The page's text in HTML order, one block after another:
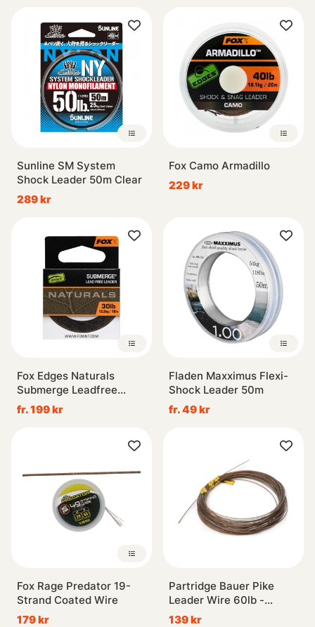
Sunline SM System
Shock Leader 50m Clear
289 kr
Fox Camo Armadillo
229 kr
Fox Edges Naturals
Submerge Leadfree
Leader 10m
fr. 199 kr
Fladen Maxximus Flexi-
Shock Leader 50m
fr. 49 kr
Fox Rage Predator 19-
Strand Coated Wire
179 kr
Partridge Bauer Pike
Leader Wire 60lb -
Brown
139 kr